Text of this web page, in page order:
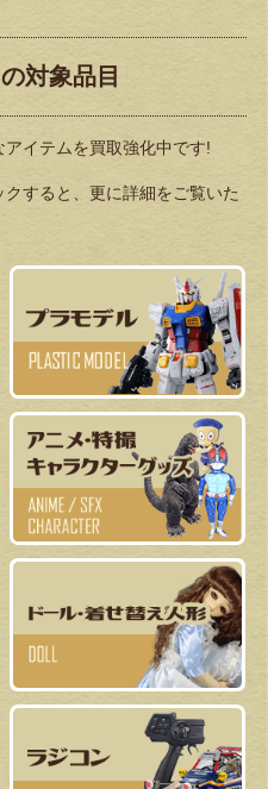
の対象品目
イテムを買取強化中です!
すると、更に詳細をご覧いた